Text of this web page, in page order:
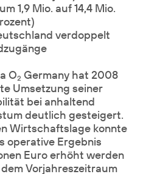
1,9 Mio. auf 14,4 Mio.
verdoppelt
O2 Germany hat 2008
Umsetzung seiner
bei anhaltend
deutlich gesteigert.
Wirtschaftslage konnte
operative Ergebnis
Euro erhöht werden
Vorjahreszeitraum